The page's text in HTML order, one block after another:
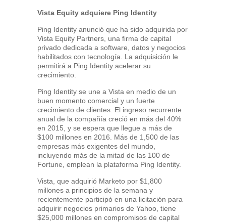
TARJETAS INTELIGENTES
Vista Equity adquiere Ping Identity
Ping Identity anunció que ha sido adquirida por
Vista Equity Partners, una firma de capital
privado dedicada a software, datos y negocios
habilitados con tecnología. La adquisición le
permitirá a Ping Identity acelerar su
crecimiento.
Ping Identity se une a Vista en medio de un
buen momento comercial y un fuerte
crecimiento de clientes. El ingreso recurrente
anual de la compañía creció en más del 40%
en 2015, y se espera que llegue a más de
$100 millones en 2016. Más de 1,500 de las
empresas más exigentes del mundo,
incluyendo más de la mitad de las 100 de
Fortune, emplean la plataforma Ping Identity.
Vista, que adquirió Marketo por $1,800
millones a principios de la semana y
recientemente participó en una licitación para
adquirir negocios primarios de Yahoo, tiene
$25,000 millones en compromisos de capital